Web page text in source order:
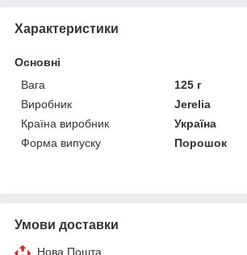
Характеристики
Основні
Вага
125 г
Виробник
Jerelia
Країна виробник
Україна
Форма випуску
Порошок
Умови доставки
Нова Пошта